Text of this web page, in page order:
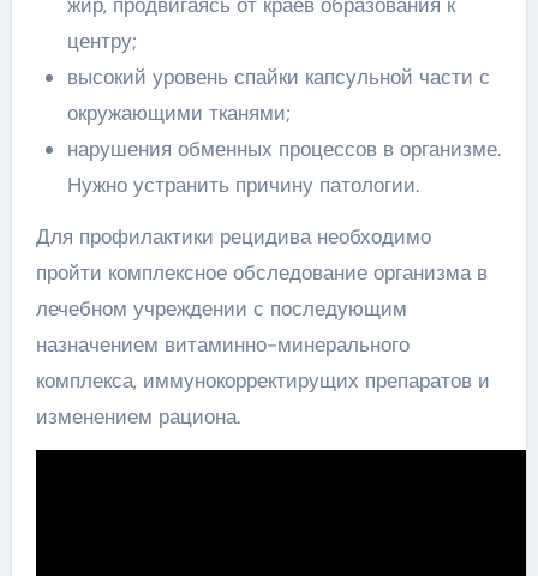
центру;
высокий уровень спайки капсульной части с
окружающими тканями;
нарушения обменных процессов в организме.
Нужно устранить причину патологии.
Для профилактики рецидива необходимо
пройти комплексное обследование организма в
лечебном учреждении с последующим
назначением витаминно-минерального
комплекса, иммунокорректирущих препаратов и
изменением рациона.